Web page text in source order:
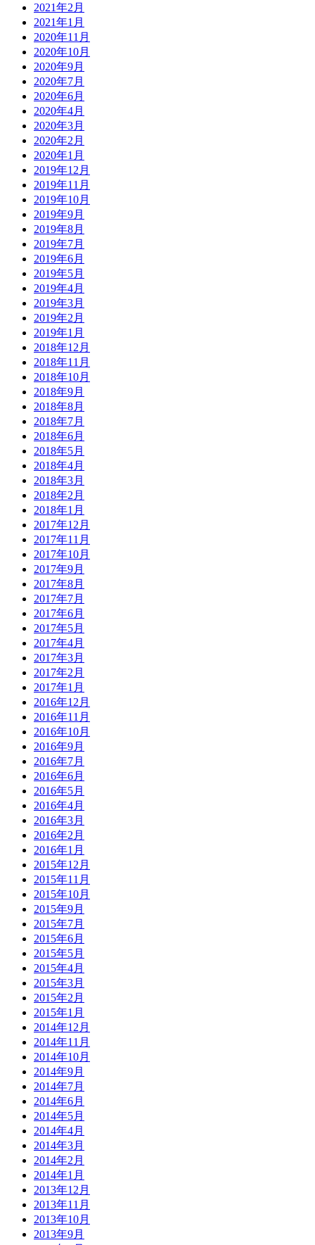
2021年2月
2021年1月
2020年11月
2020年10月
2020年9月
2020年7月
2020年6月
2020年4月
2020年3月
2020年2月
2020年1月
2019年12月
2019年11月
2019年10月
2019年9月
2019年8月
2019年7月
2019年6月
2019年5月
2019年4月
2019年3月
2019年2月
2019年1月
2018年12月
2018年11月
2018年10月
2018年9月
2018年8月
2018年7月
2018年6月
2018年5月
2018年4月
2018年3月
2018年2月
2018年1月
2017年12月
2017年11月
2017年10月
2017年9月
2017年8月
2017年7月
2017年6月
2017年5月
2017年4月
2017年3月
2017年2月
2017年1月
2016年12月
2016年11月
2016年10月
2016年9月
2016年7月
2016年6月
2016年5月
2016年4月
2016年3月
2016年2月
2016年1月
2015年12月
2015年11月
2015年10月
2015年9月
2015年7月
2015年6月
2015年5月
2015年4月
2015年3月
2015年2月
2015年1月
2014年12月
2014年11月
2014年10月
2014年9月
2014年7月
2014年6月
2014年5月
2014年4月
2014年3月
2014年2月
2014年1月
2013年12月
2013年11月
2013年10月
2013年9月